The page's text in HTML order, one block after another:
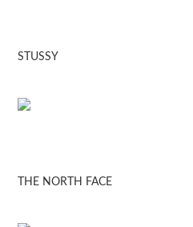
STUSSY
THE NORTH FACE